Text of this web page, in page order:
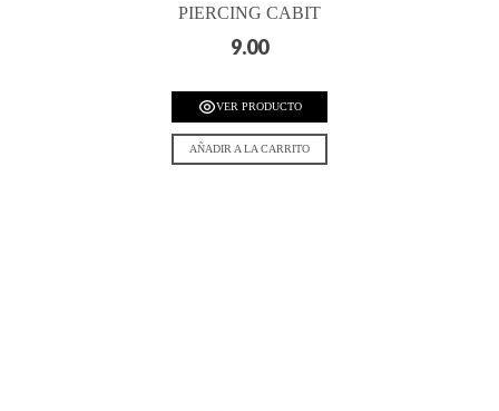
PIERCING CABIT
9.00
VER PRODUCTO
AÑADIR A LA CARRITO